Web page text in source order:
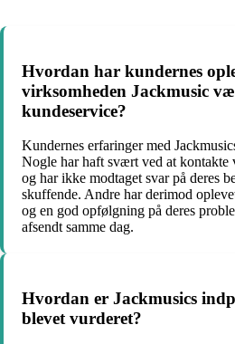
Hvordan har kundernes
virksomheden Jackmusic
kundeservice?
Kundernes erfaringer med
Nogle har haft svært ved at kontakte
og har ikke modtaget svar på deres
skuffende. Andre har derimod
og en god opfølgning på deres
afsendt samme dag.
Hvordan er Jackmusics
blevet vurderet?